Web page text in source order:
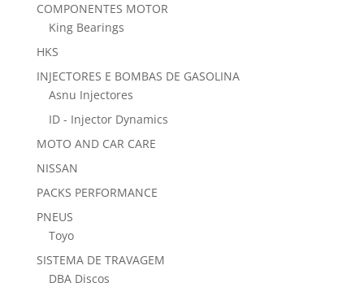
COMPONENTES MOTOR
King Bearings
HKS
INJECTORES E BOMBAS DE GASOLINA
Asnu Injectores
ID - Injector Dynamics
MOTO AND CAR CARE
NISSAN
PACKS PERFORMANCE
PNEUS
Toyo
SISTEMA DE TRAVAGEM
DBA Discos